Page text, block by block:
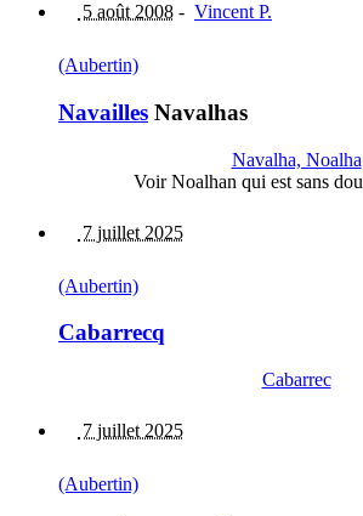
5 août 2008 - Vincent P.
(Aubertin)
Navailles Navalhas
Navalha, Noalha
Voir Noalhan qui est sans
7 juillet 2025
(Aubertin)
Cabarrecq
Cabarrec
7 juillet 2025
(Aubertin)